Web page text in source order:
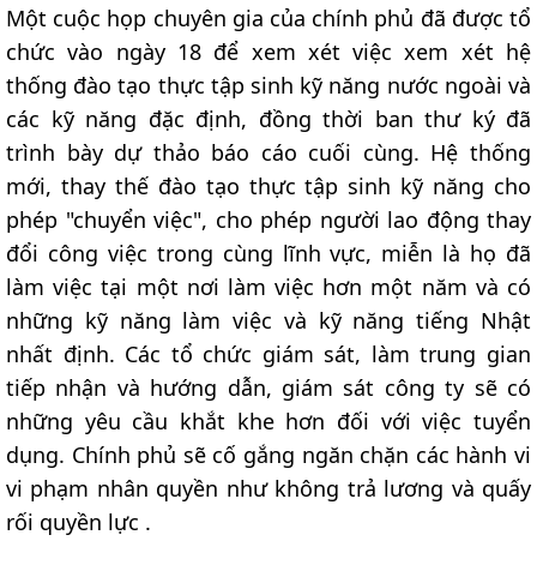
Một cuộc họp chuyên gia của chính phủ đã được tổ
chức vào ngày 18 để xem xét việc xem xét hệ
thống đào tạo thực tập sinh kỹ năng nước ngoài và
các kỹ năng đặc định, đồng thời ban thư ký đã
trình bày dự thảo báo cáo cuối cùng. Hệ thống
mới, thay thế đào tạo thực tập sinh kỹ năng cho
phép "chuyển việc", cho phép người lao động thay
đổi công việc trong cùng lĩnh vực, miễn là họ đã
làm việc tại một nơi làm việc hơn một năm và có
những kỹ năng làm việc và kỹ năng tiếng Nhật
nhất định. Các tổ chức giám sát, làm trung gian
tiếp nhận và hướng dẫn, giám sát công ty sẽ có
những yêu cầu khắt khe hơn đối với việc tuyển
dụng. Chính phủ sẽ cố gắng ngăn chặn các hành vi
vi phạm nhân quyền như không trả lương và quấy
rối quyền lực .